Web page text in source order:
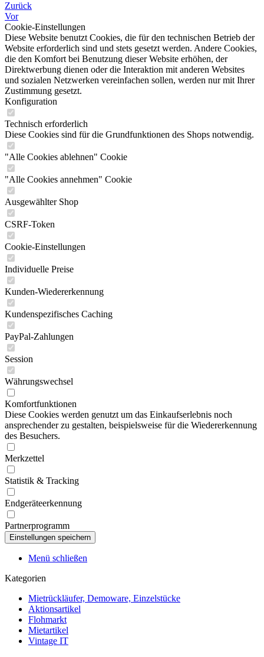
Zurück
Vor
Cookie-Einstellungen
Diese Website benutzt Cookies, die für den technischen Betrieb der
Website erforderlich sind und stets gesetzt werden. Andere Cookies,
die den Komfort bei Benutzung dieser Website erhöhen, der
Direktwerbung dienen oder die Interaktion mit anderen Websites
und sozialen Netzwerken vereinfachen sollen, werden nur mit Ihrer
Zustimmung gesetzt.
Konfiguration
Technisch erforderlich
Diese Cookies sind für die Grundfunktionen des Shops notwendig.
"Alle Cookies ablehnen" Cookie
"Alle Cookies annehmen" Cookie
Ausgewählter Shop
CSRF-Token
Cookie-Einstellungen
Individuelle Preise
Kunden-Wiedererkennung
Kundenspezifisches Caching
PayPal-Zahlungen
Session
Währungswechsel
Komfortfunktionen
Diese Cookies werden genutzt um das Einkaufserlebnis noch
ansprechender zu gestalten, beispielsweise für die Wiedererkennung
des Besuchers.
Merkzettel
Statistik & Tracking
Endgeräteerkennung
Partnerprogramm
Menü schließen
Kategorien
Mietrückläufer, Demoware, Einzelstücke
Aktionsartikel
Flohmarkt
Mietartikel
Vintage IT